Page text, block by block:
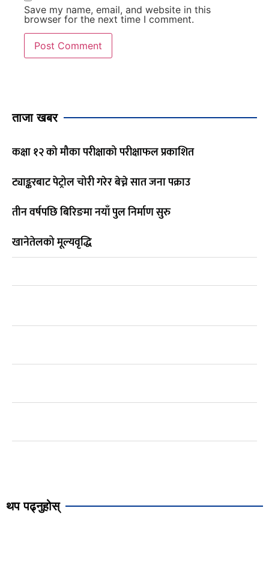
Save my name, email, and website in this
browser for the next time I comment.
ताजा खबर
कक्षा १२ को मौका परीक्षाको परीक्षाफल प्रकाशित
ट्याङ्करबाट पेट्रोल चोरी गरेर बेच्ने सात जना पक्राउ
तीन वर्षपछि बिरिङमा नयाँ पुल निर्माण सुरु
खानेतेलको मूल्यवृद्धि
थप पढ्नुहोस्